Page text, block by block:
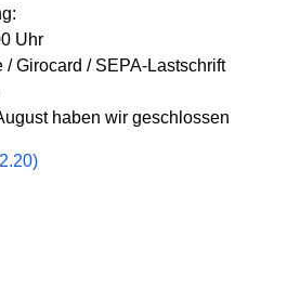
Uhr
/ Girocard / SEPA-Lastschrift
haben wir geschlossen